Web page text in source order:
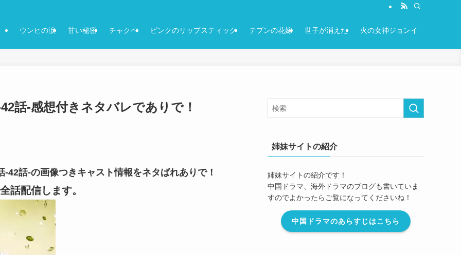
ウンヒの涙 甘い秘密 チャクペ ピンクのリップスティック テプンの花嫁 世子が消えた 火の女神ジョンイ
話-感想付きネタバレでありで！
42話-の画像つきキャスト情報をネタばれありで！
話配信します。
姉妹サイトの紹介
姉妹サイトの紹介です！
中国ドラマ、海外ドラマのブログも書いていま
すのでよかったらご覧になってくださいね！
中国ドラマのあらすじはこちら